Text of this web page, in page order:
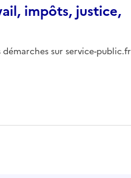
impôts, justice,
sur service-public.fr